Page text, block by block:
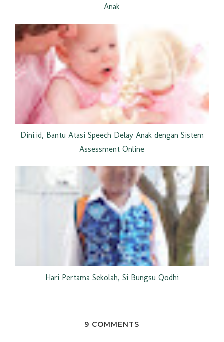
Anak
Dini.id, Bantu Atasi Speech Delay Anak dengan Sistem
Assessment Online
Hari Pertama Sekolah, Si Bungsu Qodhi
9 COMMENTS